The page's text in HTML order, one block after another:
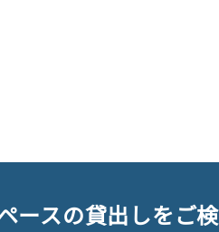
ースの貸出しをご